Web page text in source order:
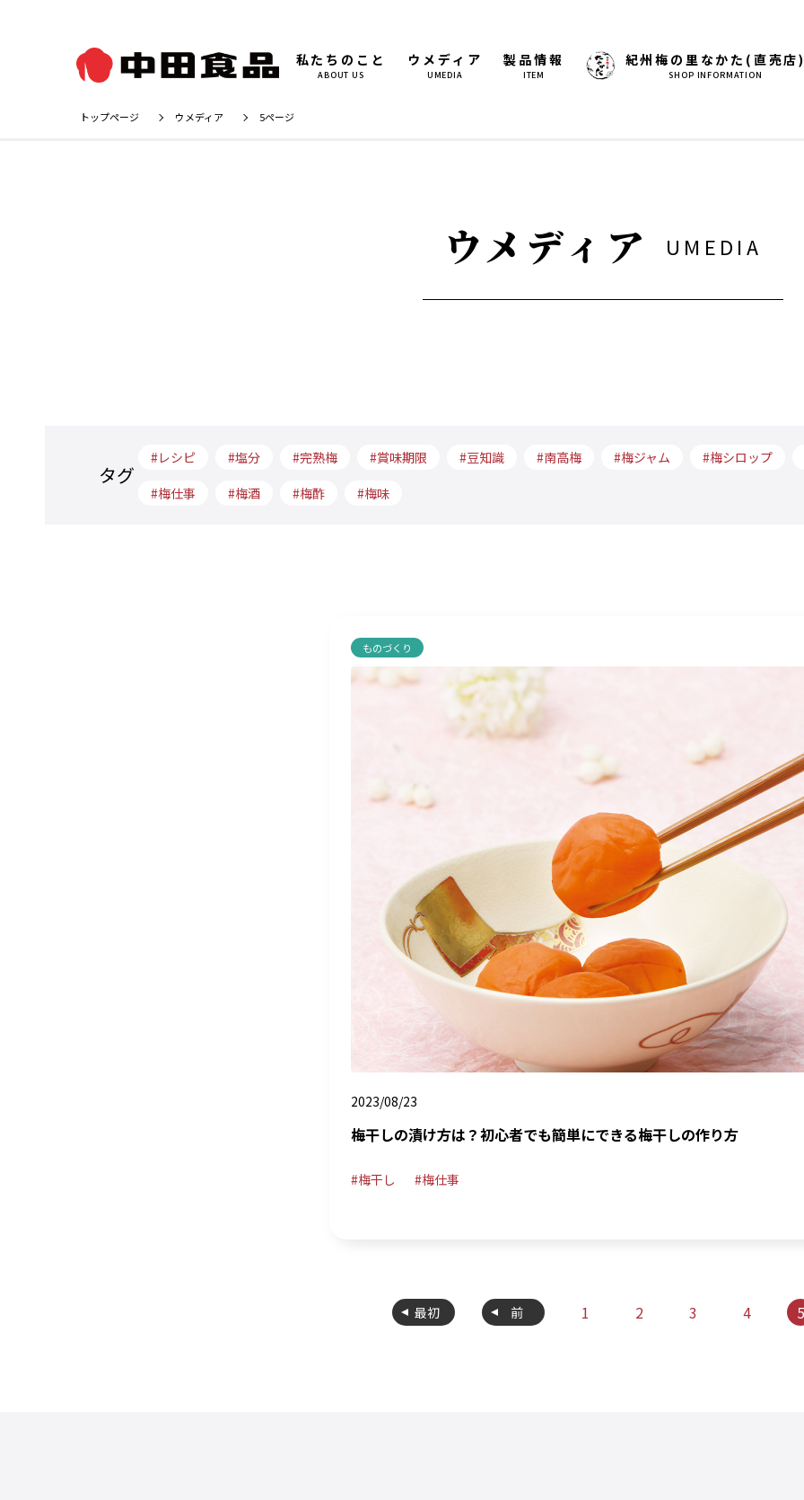
私たちのこと
ABOUT US
ウメディア
UMEDIA
製品情報
ITEM
紀州梅の里なかた(直売店
SHOP INFORMATION
トップページ ウメディア 5ページ
ウメディア UMEDIA
タグ
レシピ 塩分 完熟梅 賞味期限 豆知識 南高梅 梅ジャム
梅シロップ
梅仕事
梅酒 梅酢 梅味
ものづくり
2023/08/23
梅干しの漬け方は？初心者でも簡単にできる梅干しの作り方
梅干し 梅仕事
最初 前 1 2 3 4 5